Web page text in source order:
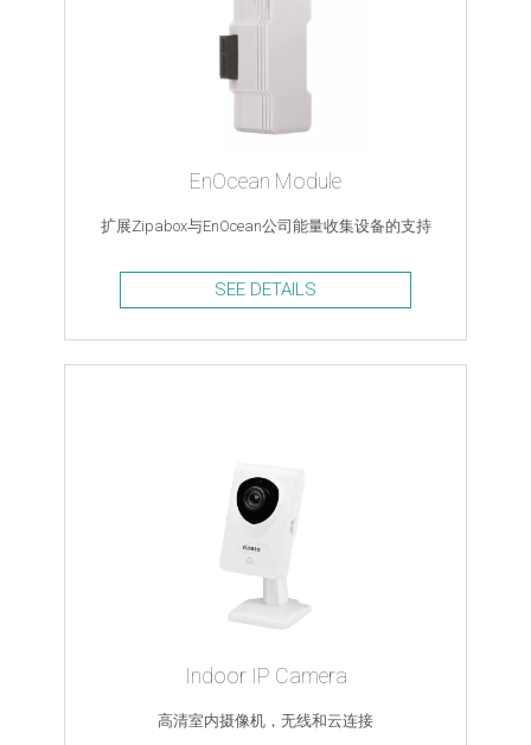
EnOcean Module
扩展Zipabox与EnOcean公司能量收集设备的支持
SEE DETAILS
Indoor IP Camera
高清室内摄像机，无线和云连接